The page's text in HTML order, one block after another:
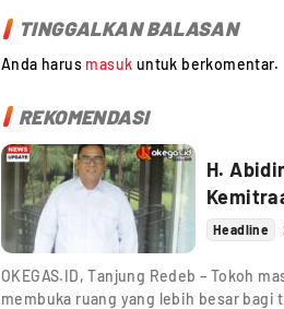
TINGGALKAN BALASAN
Anda harus masuk untuk berkomentar.
REKOMENDASI
H.
Headline
OKEGAS.ID, Tanjung Redeb – Tokoh
membuka ruang yang lebih besar bagi